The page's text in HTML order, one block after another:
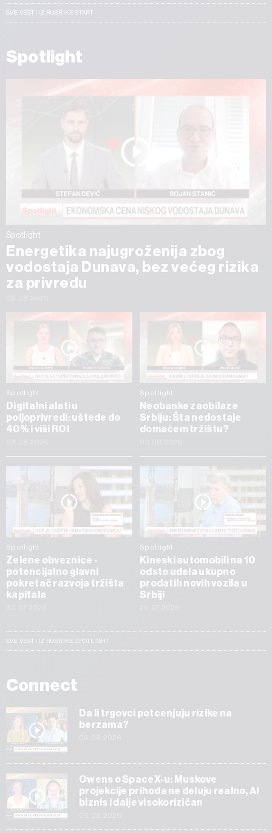
SVE VESTI IZ RUBRIKE START
Spotlight
Spotlight
Energetika najugroženija zbog
vodostaja Dunava, bez većeg rizika
za privredu
Spotlight
Digitalni alati u
poljoprivredi: uštede do
40% i viši ROI
Spotlight
Neobanke zaobilaze
Srbiju: Šta nedostaje
domaćem tržištu?
Spotlight
Zelene obveznice -
potencijalno glavni
pokretač razvoja tržišta
kapitala
Spotlight
Kineski automobili na 10
odsto udela ukupno
prodatih novih vozila u
Srbiji
SVE VESTI IZ RUBRIKE SPOTLIGHT
Connect
Da li trgovci potcenjuju rizike na
berzama?
Owens o SpaceX-u: Muskove
projekcije prihoda ne deluju realno, AI
biznis i dalje visokorizičan